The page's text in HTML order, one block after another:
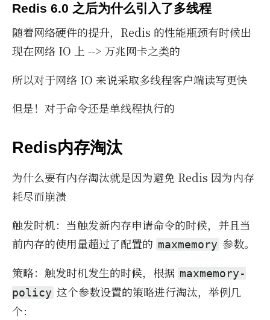
Redis 6.0 之后为什么引入了多线程
随着网络硬件的提升，Re­dis 的性能瓶颈有时候出
现在网络 IO 上 --> 万兆网卡之类的
所以对于网络 IO 来说采取多线程客户端读写更快
但是！对于命令还是单线程执行的
Redis内存淘汰
为什么要有内存淘汰就是因为避免 Re­dis 因为内存
耗尽而崩溃
触发时机：当触发新内存申请命令的时候，并且当
前内存的使用量超过了配置的 maxmemory 参数。
策略：触发时机发生的时候，根据 maxmemory-
policy 这个参数设置的策略进行淘汰，举例几
个：